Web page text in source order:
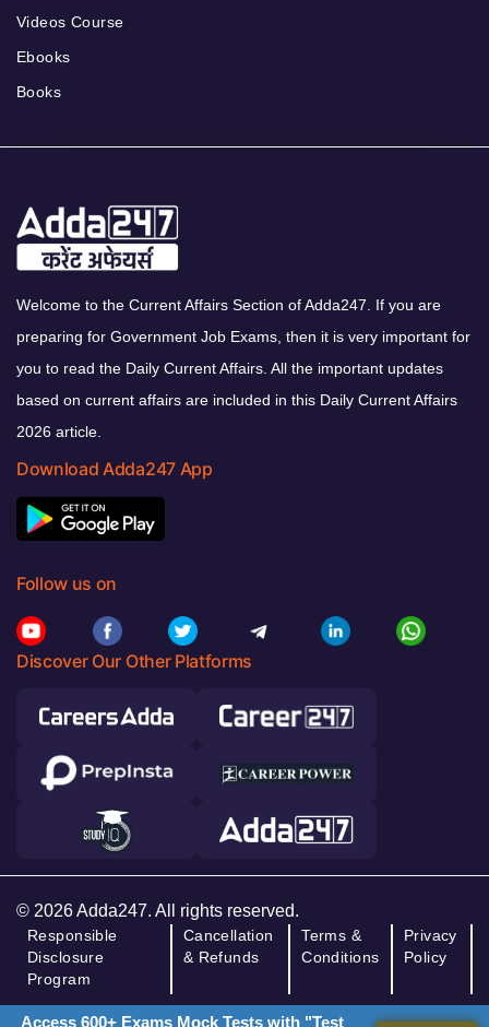
Videos Course
Ebooks
Books
Welcome to the Current Affairs Section of Adda247. If you are
preparing for Government Job Exams, then it is very important for
you to read the Daily Current Affairs. All the important updates
based on current affairs are included in this Daily Current Affairs
2026 article.
Download Adda247 App
Follow us on
Discover Our Other Platforms
© 2026 Adda247. All rights reserved.
Responsible
Disclosure
Program
Cancellation
& Refunds
Terms &
Conditions
Privacy
Policy
Access 600+ Exams Mock Tests with "Test